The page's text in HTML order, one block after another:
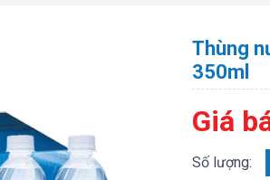
Thùng
350ml
Giá
Số lượng: